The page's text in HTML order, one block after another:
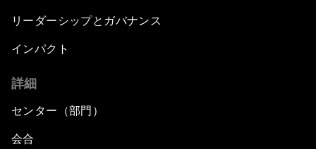
リーダーシップとガバナンス
インパクト
詳細
センター（部門）
会合